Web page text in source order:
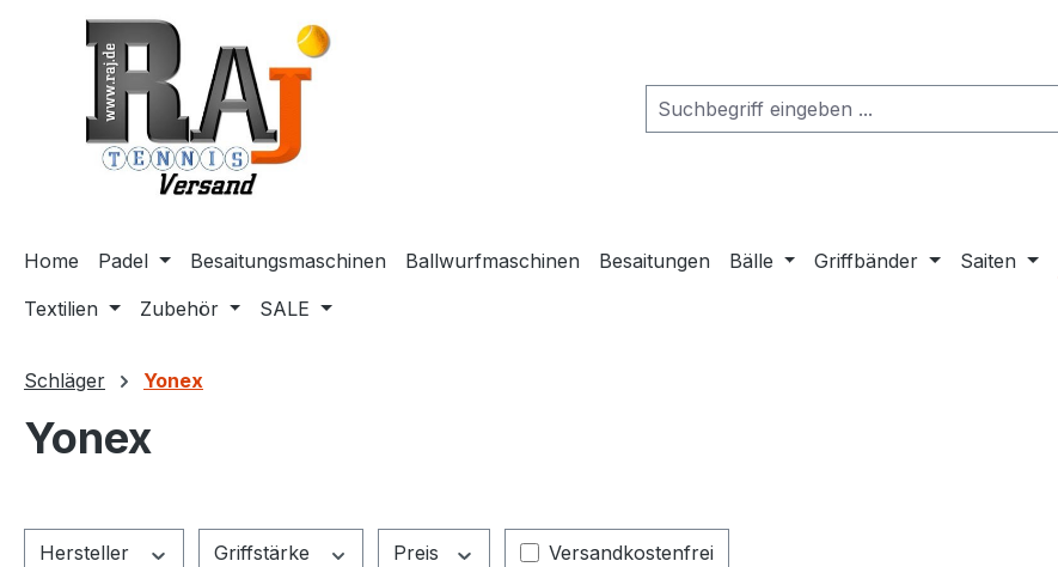
Hauptinhalt springen
Zur Suche springen
Zur Hauptnavigation springen
Home Padel Besaitungsmaschinen Ballwurfmaschinen Besaitungen Bälle Griffbänder Saiten
Textilien
Zubehör SALE
Schläger Yonex
Yonex
Hersteller Griffstärke Preis Filter hinzufügen: Versandkostenfrei
Versandkostenfrei